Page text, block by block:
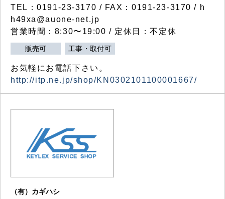
TEL：0191-23-3170 / FAX：0191-23-3170 / h
h49xa@auone-net.jp
営業時間：8:30〜19:00 / 定休日：不定休
販売可 工事・取付可
お気軽にお電話下さい。
http://itp.ne.jp/shop/KN0302101100001667/
（有）カギハシ